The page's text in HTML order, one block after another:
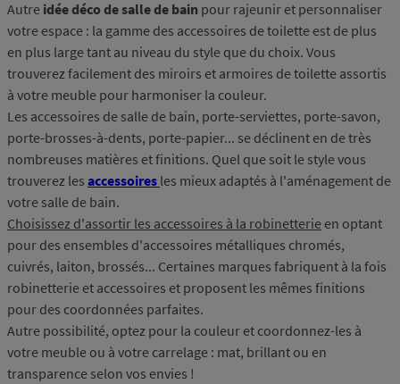
Autre idée déco de salle de bain pour rajeunir et personnaliser
votre espace : la gamme des accessoires de toilette est de plus
en plus large tant au niveau du style que du choix. Vous
trouverez facilement des miroirs et armoires de toilette assortis
à votre meuble pour harmoniser la couleur.
Les accessoires de salle de bain, porte-serviettes, porte-savon,
porte-brosses-à-dents, porte-papier... se déclinent en de très
nombreuses matières et finitions. Quel que soit le style vous
trouverez les accessoires les mieux adaptés à l'aménagement de
votre salle de bain.
Choisissez d'assortir les accessoires à la robinetterie en optant
pour des ensembles d'accessoires métalliques chromés,
cuivrés, laiton, brossés... Certaines marques fabriquent à la fois
robinetterie et accessoires et proposent les mêmes finitions
pour des coordonnées parfaites.
Autre possibilité, optez pour la couleur et coordonnez-les à
votre meuble ou à votre carrelage : mat, brillant ou en
transparence selon vos envies !